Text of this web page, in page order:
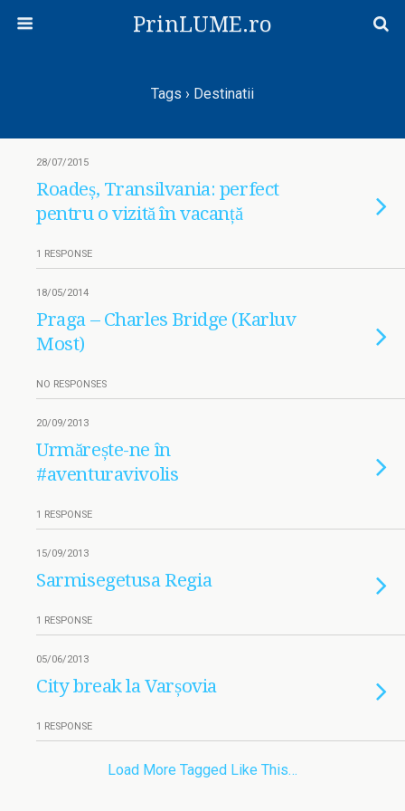
PrinLUME.ro
Tags › Destinatii
28/07/2015
Roadeș, Transilvania: perfect
pentru o vizită în vacanță
1 RESPONSE
18/05/2014
Praga – Charles Bridge (Karluv
Most)
NO RESPONSES
20/09/2013
Urmărește-ne în
#aventuravivolis
1 RESPONSE
15/09/2013
Sarmisegetusa Regia
1 RESPONSE
05/06/2013
City break la Varșovia
1 RESPONSE
Load More Tagged Like This…